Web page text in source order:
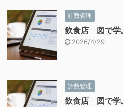
計数管理
飲食店 図で学
2026/4/29
計数管理
飲食店 図で学